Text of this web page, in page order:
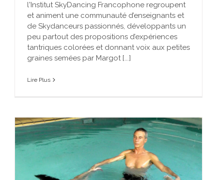
l'Institut SkyDancing Francophone regroupent
et animent une communauté d’enseignants et
de Skydanceurs passionnés, développants un
peu partout des propositions d’expériences
tantriques colorées et donnant voix aux petites
graines semées par Margot [...]
Lire Plus